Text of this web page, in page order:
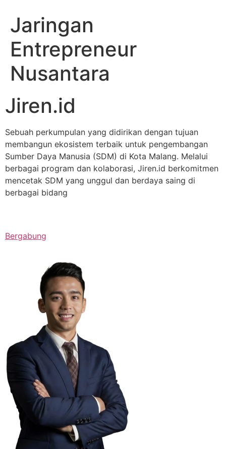
Jaringan
Entrepreneur
Nusantara
Jiren.id
Sebuah perkumpulan yang didirikan dengan tujuan
membangun ekosistem terbaik untuk pengembangan
Sumber Daya Manusia (SDM) di Kota Malang. Melalui
berbagai program dan kolaborasi, Jiren.id berkomitmen
mencetak SDM yang unggul dan berdaya saing di
berbagai bidang
Bergabung